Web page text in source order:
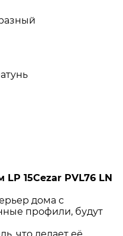
15Cezar PVL76 LN
дома с
профили, будут